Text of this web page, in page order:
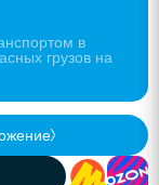
в
грузов на